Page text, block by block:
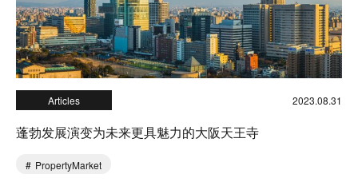
Articles 2023.08.31
蓬勃发展演变为未来更具魅力的大阪天王寺
PropertyMarket